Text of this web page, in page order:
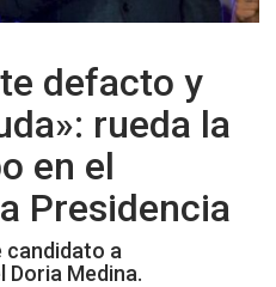
defacto y
rueda la
en el
Presidencia
candidato a
Doria Medina.